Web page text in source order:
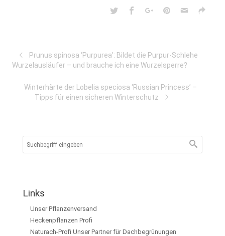
Prunus spinosa ‘Purpurea’: Bildet die Purpur-Schlehe
Wurzelausläufer – und brauche ich eine Wurzelsperre?
Winterhärte der Lobelia speciosa ‘Russian Princess’ –
Tipps für einen sicheren Winterschutz
Links
Unser Pflanzenversand
Heckenpflanzen Profi
Naturach-Profi Unser Partner für Dachbegrünungen